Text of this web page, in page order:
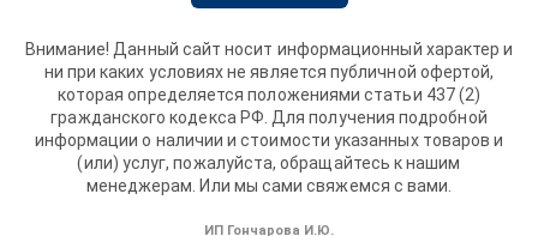
Внимание! Данный сайт носит информационный характер и
ни при каких условиях не является публичной офертой,
которая определяется положениями статьи 437 (2)
гражданского кодекса РФ. Для получения подробной
информации о наличии и стоимости указанных товаров и
(или) услуг, пожалуйста, обращайтесь к нашим
менеджерам. Или мы сами свяжемся с вами.
ИП Гончарова И.Ю.